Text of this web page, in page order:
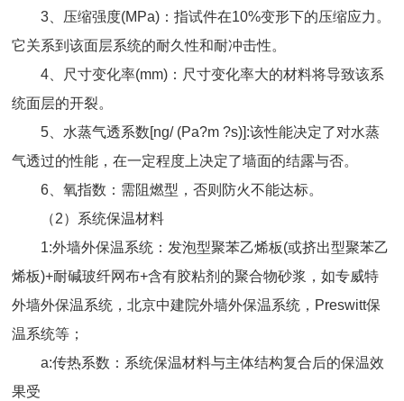
3、压缩强度(MPa)：指试件在10%变形下的压缩应力。
它关系到该面层系统的耐久性和耐冲击性。
4、尺寸变化率(mm)：尺寸变化率大的材料将导致该系
统面层的开裂。
5、水蒸气透系数[ng/ (Pa?m ?s)]:该性能决定了对水蒸
气透过的性能，在一定程度上决定了墙面的结露与否。
6、氧指数：需阻燃型，否则防火不能达标。
（2）系统保温材料
1:外墙外保温系统：发泡型聚苯乙烯板(或挤出型聚苯乙
烯板)+耐碱玻纤网布+含有胶粘剂的聚合物砂浆，如专威特
外墙外保温系统，北京中建院外墙外保温系统，Preswitt保
温系统等；
a:传热系数：系统保温材料与主体结构复合后的保温效
果受